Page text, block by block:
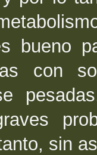
bueno
con
sin